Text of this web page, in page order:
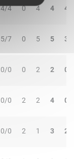
4/4 0 4 4 4
5/7 0 5 5 3
0/0 0 2 2 0
0/0 2 2 4 0
0/0 2 1 3 2